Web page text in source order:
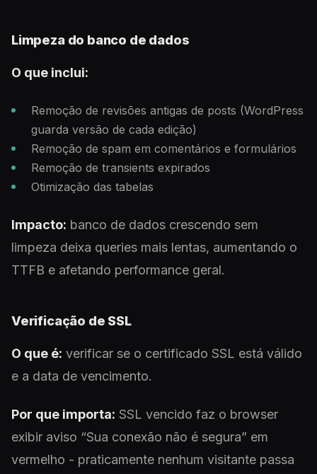
Limpeza do banco de dados
O que inclui:
Remoção de revisões antigas de posts (WordPress
guarda versão de cada edição)
Remoção de spam em comentários e formulários
Remoção de transients expirados
Otimização das tabelas
Impacto: banco de dados crescendo sem
limpeza deixa queries mais lentas, aumentando o
TTFB e afetando performance geral.
Verificação de SSL
O que é: verificar se o certificado SSL está válido
e a data de vencimento.
Por que importa: SSL vencido faz o browser
exibir aviso “Sua conexão não é segura” em
vermelho - praticamente nenhum visitante passa